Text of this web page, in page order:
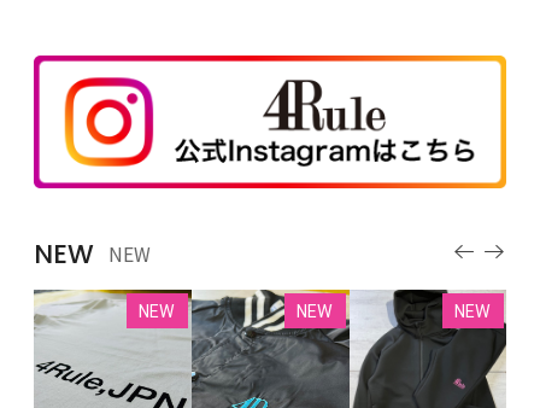
NEW NEW
NEW NEW NEW